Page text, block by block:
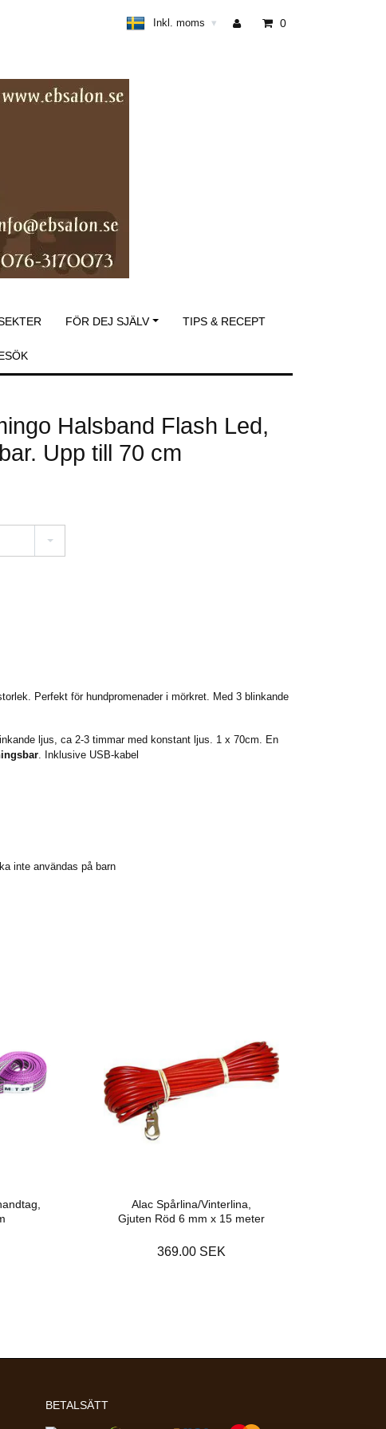
Inkl. moms ▾ 0
FÖR DEJ SJÄLV TIPS & RECEPT
Halsband Flash Led,
Upp till 70 cm
Perfekt för hundpromenader i mörkret. Med 3 blinkande
ljus, ca 2-3 timmar med konstant ljus. 1 x 70cm. En
. Inklusive USB-kabel
inte användas på barn
Alac Spårlina/Vinterlina,
Gjuten Röd 6 mm x 15 meter
369.00 SEK
BETALSÄTT